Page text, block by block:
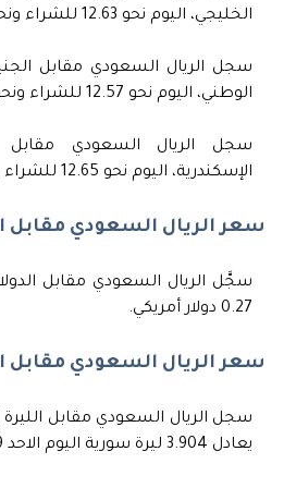
الخليجي، اليوم نحو 12.63 للشراء ونحو 12.66 للبيع.
سجل الريال السعودي مقابل
الوطني، اليوم نحو 12.57 للشراء ونحو 12.70 للبيع.
سجل الريال السعودي مقابل
الإسكندرية، اليوم نحو 12.65 للشراء ونحو 12.69 للبيع.
سعر الريال السعودي مقابل
0.27 دولار أمريكي.
سعر الريال السعودي مقابل
يعادل 3.904 ليرة سورية اليوم الاحد 9 يونيو 2024.